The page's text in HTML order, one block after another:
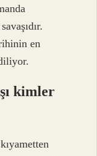
en
kimler